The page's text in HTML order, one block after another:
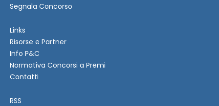
Segnala Concorso
Links
Risorse e Partner
Info P&C
Normativa Concorsi a Premi
Contatti
RSS